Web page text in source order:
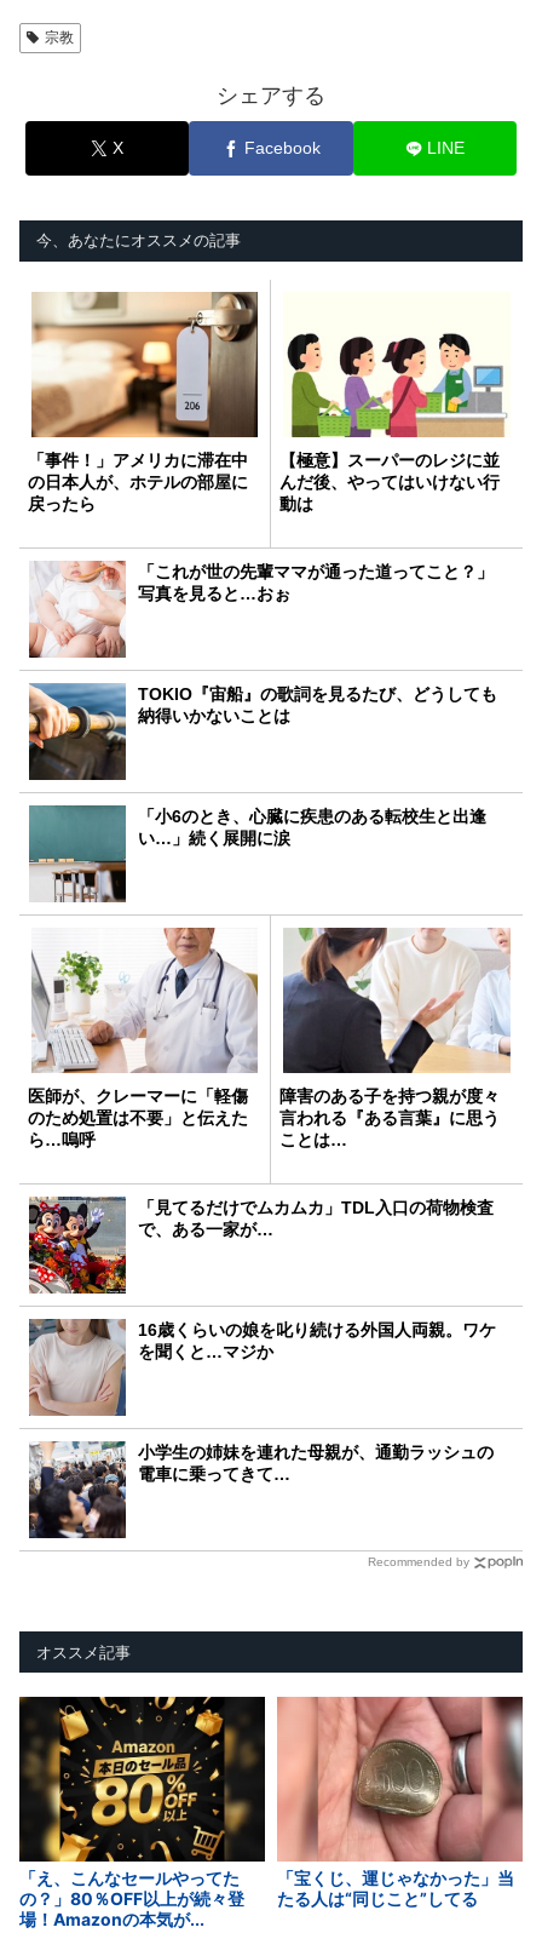
宗教
シェアする
X Facebook LINE
今、あなたにオススメの記事
「事件！」アメリカに滞在中
の日本人が、ホテルの部屋に
戻ったら
【極意】スーパーのレジに並
んだ後、やってはいけない行
動は
「これが世の先輩ママが通った道ってこと？」
写真を見ると…おぉ
TOKIO『宙船』の歌詞を見るたび、どうしても
納得いかないことは
「小6のとき、心臓に疾患のある転校生と出逢
い…」続く展開に涙
医師が、クレーマーに「軽傷
のため処置は不要」と伝えた
ら…嗚呼
障害のある子を持つ親が度々
言われる『ある言葉』に思う
ことは…
「見てるだけでムカムカ」TDL入口の荷物検査
で、ある一家が…
16歳くらいの娘を叱り続ける外国人両親。ワケ
を聞くと…マジか
小学生の姉妹を連れた母親が、通勤ラッシュの
電車に乗ってきて…
Recommended by
オススメ記事
「え、こんなセールやってた
の？」80％OFF以上が続々登
場！Amazonの本気が...
「宝くじ、運じゃなかった」当
たる人は“同じこと”してる